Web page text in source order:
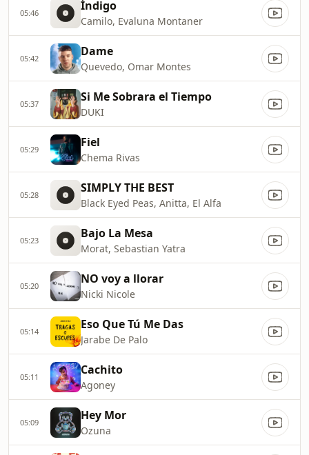
05:46 Índigo
Camilo, Evaluna Montaner
05:42 Dame
Quevedo, Omar Montes
05:37 Si Me Sobrara el Tiempo
DUKI
05:29 Fiel
Chema Rivas
05:28 SIMPLY THE BEST
Black Eyed Peas, Anitta, El Alfa
05:23 Bajo La Mesa
Morat, Sebastian Yatra
05:20 NO voy a llorar
Nicki Nicole
05:14 Eso Que Tú Me Das
Jarabe De Palo
05:11 Cachito
Agoney
05:09 Hey Mor
Ozuna